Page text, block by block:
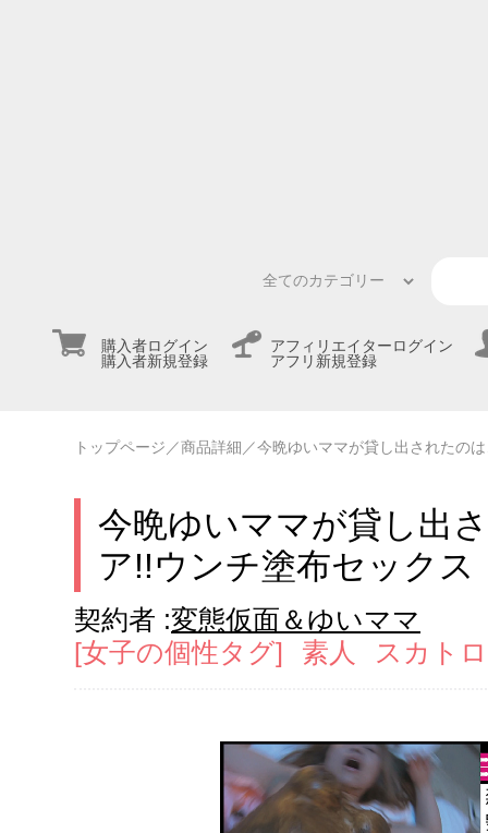
購入者ログイン
購入者新規登録
アフィリエイターログイン
アフリ新規登録
トップページ ／商品詳細 ／今晩ゆいママが貸し出されたの
今晩ゆいママが貸し出
ア!!ウンチ塗布セックス
契約者 :変態仮面＆ゆいママ
[女子の個性タグ]
素人 スカトロ